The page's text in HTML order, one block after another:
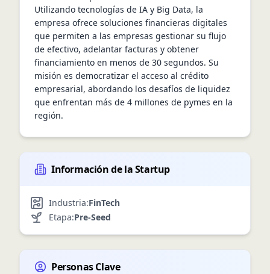
Utilizando tecnologías de IA y Big Data, la
empresa ofrece soluciones financieras digitales
que permiten a las empresas gestionar su flujo
de efectivo, adelantar facturas y obtener
financiamiento en menos de 30 segundos. Su
misión es democratizar el acceso al crédito
empresarial, abordando los desafíos de liquidez
que enfrentan más de 4 millones de pymes en la
región.
Información de la Startup
Industria:FinTech
Etapa:Pre-Seed
Personas Clave